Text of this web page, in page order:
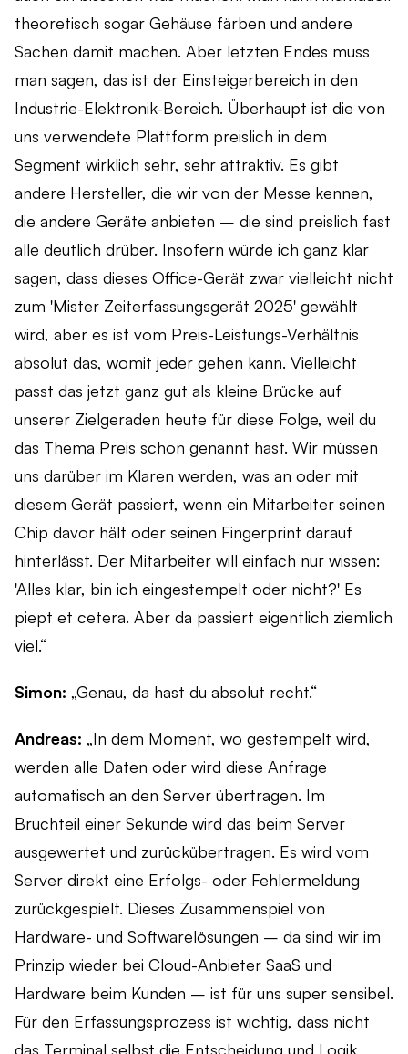
theoretisch sogar Gehäuse färben und andere
Sachen damit machen. Aber letzten Endes muss
man sagen, das ist der Einsteigerbereich in den
Industrie-Elektronik-Bereich. Überhaupt ist die von
uns verwendete Plattform preislich in dem
Segment wirklich sehr, sehr attraktiv. Es gibt
andere Hersteller, die wir von der Messe kennen,
die andere Geräte anbieten – die sind preislich fast
alle deutlich drüber. Insofern würde ich ganz klar
sagen, dass dieses Office-Gerät zwar vielleicht nicht
zum 'Mister Zeiterfassungsgerät 2025' gewählt
wird, aber es ist vom Preis-Leistungs-Verhältnis
absolut das, womit jeder gehen kann. Vielleicht
passt das jetzt ganz gut als kleine Brücke auf
unserer Zielgeraden heute für diese Folge, weil du
das Thema Preis schon genannt hast. Wir müssen
uns darüber im Klaren werden, was an oder mit
diesem Gerät passiert, wenn ein Mitarbeiter seinen
Chip davor hält oder seinen Fingerprint darauf
hinterlässt. Der Mitarbeiter will einfach nur wissen:
'Alles klar, bin ich eingestempelt oder nicht?' Es
piept et cetera. Aber da passiert eigentlich ziemlich
viel.“
Simon: „Genau, da hast du absolut recht.“
Andreas: „In dem Moment, wo gestempelt wird,
werden alle Daten oder wird diese Anfrage
automatisch an den Server übertragen. Im
Bruchteil einer Sekunde wird das beim Server
ausgewertet und zurückübertragen. Es wird vom
Server direkt eine Erfolgs- oder Fehlermeldung
zurückgespielt. Dieses Zusammenspiel von
Hardware- und Softwarelösungen – da sind wir im
Prinzip wieder bei Cloud-Anbieter SaaS und
Hardware beim Kunden – ist für uns super sensibel.
Für den Erfassungsprozess ist wichtig, dass nicht
das Terminal selbst die Entscheidung und Logik